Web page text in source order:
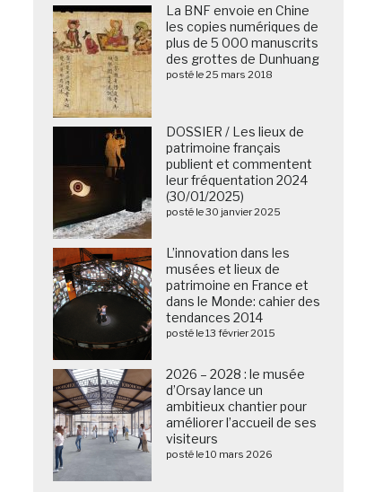
La BNF envoie en Chine
les copies numériques de
plus de 5 000 manuscrits
des grottes de Dunhuang
posté le 25 mars 2018
DOSSIER / Les lieux de
patrimoine français
publient et commentent
leur fréquentation 2024
(30/01/2025)
posté le 30 janvier 2025
L’innovation dans les
musées et lieux de
patrimoine en France et
dans le Monde: cahier des
tendances 2014
posté le 13 février 2015
2026 – 2028 : le musée
d’Orsay lance un
ambitieux chantier pour
améliorer l’accueil de ses
visiteurs
posté le 10 mars 2026